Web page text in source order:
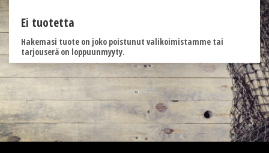
Ei tuotetta
Hakemasi tuote on joko poistunut valikoimistamme tai
tarjouserä on loppuunmyyty.